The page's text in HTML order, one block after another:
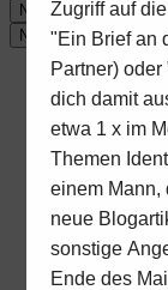
Navigationsmenü
Navigationsmenü
Startseite
übermich
1:1
Begegnung
mit
Bleib
Blog